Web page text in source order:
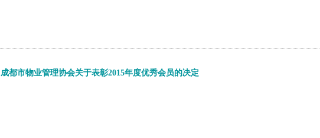
成都市物业管理协会关于表彰2015年度优秀会员的决定